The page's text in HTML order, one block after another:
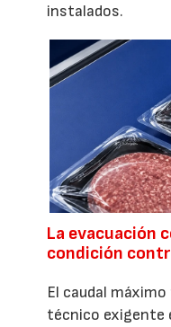
instalados.
La evacuación
condición
El caudal
técnico exigente